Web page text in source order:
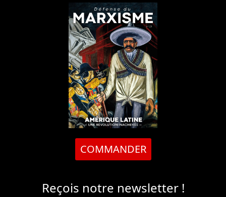
COMMANDER
Reçois notre newsletter !